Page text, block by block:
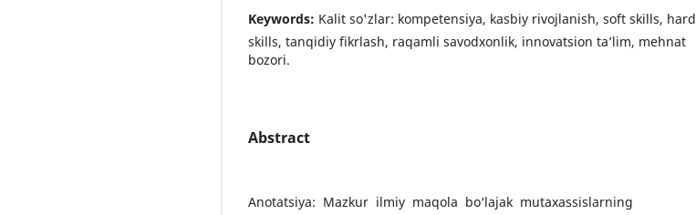
Keywords: Kalit so'zlar: kompetensiya, kasbiy rivojlanish, soft skills, hard
skills, tanqidiy fikrlash, raqamli savodxonlik, innovatsion ta’lim, mehnat
bozori.
Abstract
Anotatsiya: Mazkur ilmiy maqola bo‘lajak mutaxassislarning